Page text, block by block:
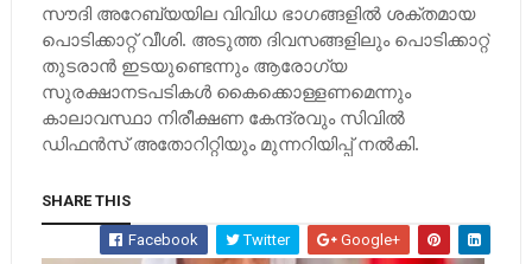
സൗദി അറേബ്യയില വിവിധ ഭാഗങ്ങളില്‍ ശക്തമായ
പൊടിക്കാറ്റ് വീശി. അടുത്ത ദിവസങ്ങളിലും പൊടിക്കാറ്റ്
തുടരാന്‍ ഇടയുണ്ടെന്നും ആരോഗ്യ
സുരക്ഷാനടപടികള്‍ കൈക്കൊള്ളണമെന്നും
കാലാവസ്ഥാ നിരീക്ഷണ കേന്ദ്രവും സിവില്‍
ഡിഫന്‍സ് അതോറിറ്റിയും മുന്നറിയിപ്പ് നല്‍കി.
SHARE THIS
Facebook Twitter Google+